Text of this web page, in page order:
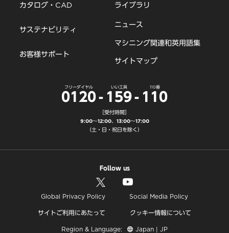
カタログ・CAD
サステナビリティ
お客様サポート
ライブラリ
ニュース
マシニング関連和英用語集
サイトマップ
0120
フリーダイヤル
- 159
いい工具
- 110
110番
［受付時間］
9:00～12:00、13:00～17:00
（土・日・祝日を除く）
Follow us
Global Privacy Policy
Social Media Policy
サイトご利用にあたって
クッキー情報について
Region & Language:
Japan | JP